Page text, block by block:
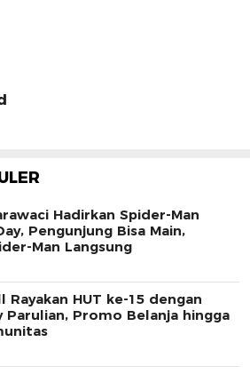
Hadirkan Spider-Man
Pengunjung Bisa Main,
Man Langsung
Rayakan HUT ke-15 dengan
Parulian, Promo Belanja hingga